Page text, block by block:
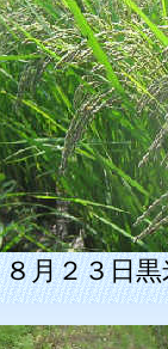
８月２３日